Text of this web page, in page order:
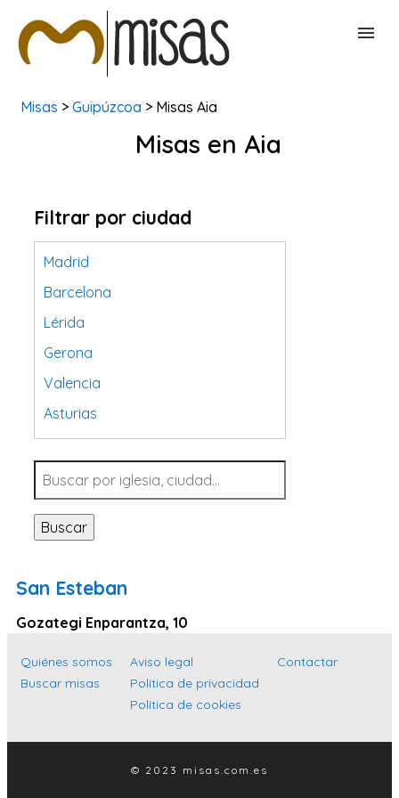
BUSCAR MISAS
Misas > Guipúzcoa > Misas Aia
Misas en Aia
Filtrar por ciudad
Madrid
Barcelona
Lérida
Gerona
Valencia
Asturias
Tarragona
Navarra
Valladolid
Sevilla
Santa Cruz de Tenerife
Cantabria
Islas Baleares
Las Palmas
Alicante
Buscar
San Esteban
Gozategi Enparantza, 10
Quiénes somos
Buscar misas
Aviso legal
Política de privacidad
Política de cookies
Contactar
© 2023 misas.com.es